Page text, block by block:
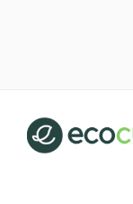
contenuto